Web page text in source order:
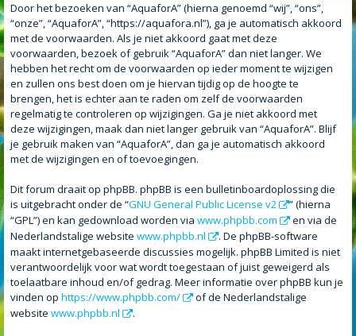
Door het bezoeken van “AquaforA” (hierna genoemd “wij”, “ons”,
“onze”, “AquaforA”, “https://aquafora.nl”), ga je automatisch akkoord
met de voorwaarden. Als je niet akkoord gaat met deze
voorwaarden, bezoek of gebruik “AquaforA” dan niet langer. We
hebben het recht om de voorwaarden op ieder moment te wijzigen
en zullen ons best doen om je hiervan tijdig op de hoogte te
brengen, het is echter aan te raden om zelf de voorwaarden
regelmatig te controleren op wijzigingen. Ga je niet akkoord met
deze wijzigingen, maak dan niet langer gebruik van “AquaforA”. Blijf
je gebruik maken van “AquaforA”, dan ga je automatisch akkoord
met de wijzigingen en of toevoegingen.
Dit forum draait op phpBB. phpBB is een bulletinboardoplossing die
is uitgebracht onder de “GNU General Public License v2
” (hierna
“GPL”) en kan gedownload worden via www.phpbb.com
en via de
Nederlandstalige website www.phpbb.nl
. De phpBB-software
maakt internetgebaseerde discussies mogelijk. phpBB Limited is niet
verantwoordelijk voor wat wordt toegestaan of juist geweigerd als
toelaatbare inhoud en/of gedrag. Meer informatie over phpBB kun je
vinden op https://www.phpbb.com/
of de Nederlandstalige
website www.phpbb.nl .